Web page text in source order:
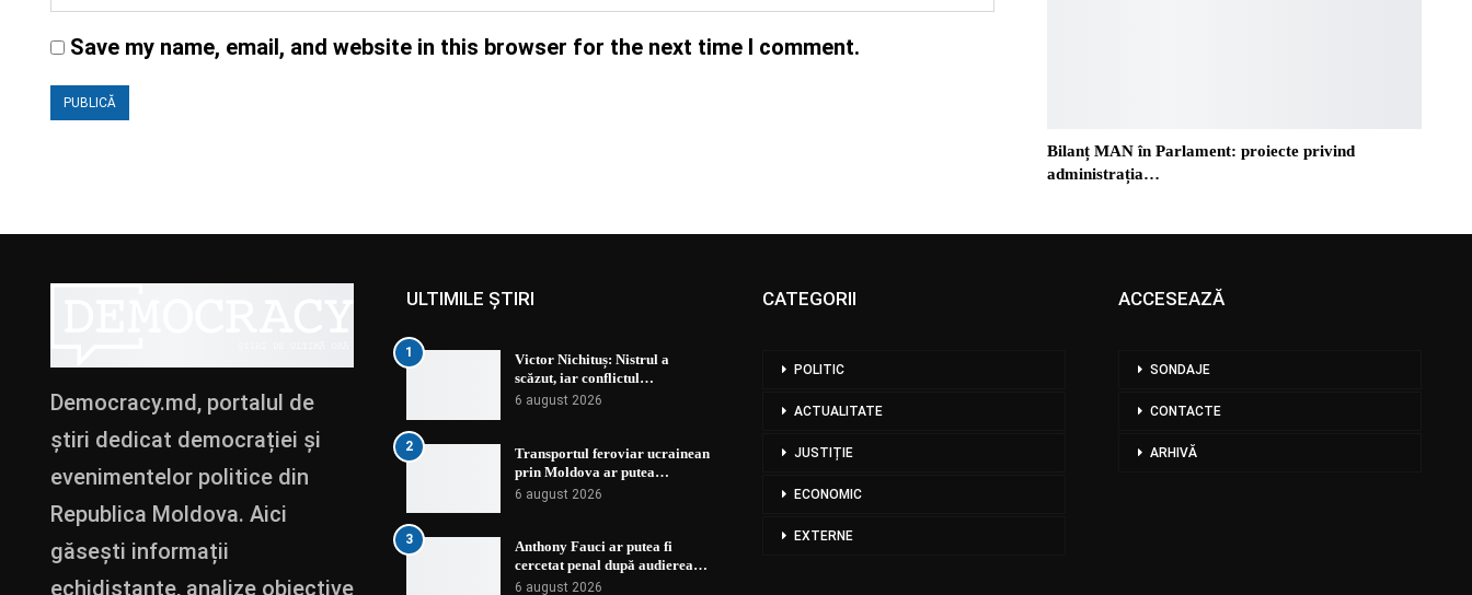
Save my name, email, and website in this browser for the next time I comment.
Bilanț MAN în Parlament: proiecte privind
administrația…
Democracy.md, portalul de
știri dedicat democrației și
evenimentelor politice din
Republica Moldova. Aici
găsești informații
echidistante, analize obiective
ULTIMILE ȘTIRI
1
Victor Nichituș: Nistrul a
scăzut, iar conflictul…
6 august 2026
2
Transportul feroviar ucrainean
prin Moldova ar putea…
6 august 2026
3
Anthony Fauci ar putea fi
cercetat penal după audierea…
6 august 2026
CATEGORII
POLITIC
ACTUALITATE
JUSTIȚIE
ECONOMIC
EXTERNE
ACCESEAZĂ
SONDAJE
CONTACTE
ARHIVĂ